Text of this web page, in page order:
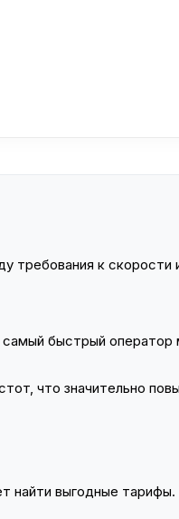
требования к скорости
быстрый
что значительно
выгодные